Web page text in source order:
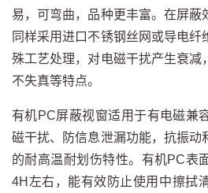
易，可弯曲，品种更丰富。在屏蔽
同样采用进口不锈钢丝网或导电
殊工艺处理，对电磁干扰产生衰减
不失真等特点。
有机PC屏蔽视窗适用于有电磁兼
磁干扰、防信息泄漏功能，抗振动
的耐高温耐划伤特性。有机PC表
4H左右，能有效防止使用中擦拭